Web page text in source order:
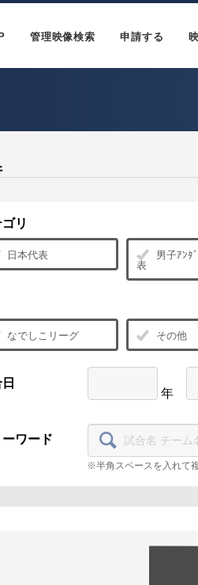
管理映像検索 申請する
リ
日本代表
男子ｱﾝﾀ
表
なでしこリーグ その他
年
ーワード
※半角スペースを入れて